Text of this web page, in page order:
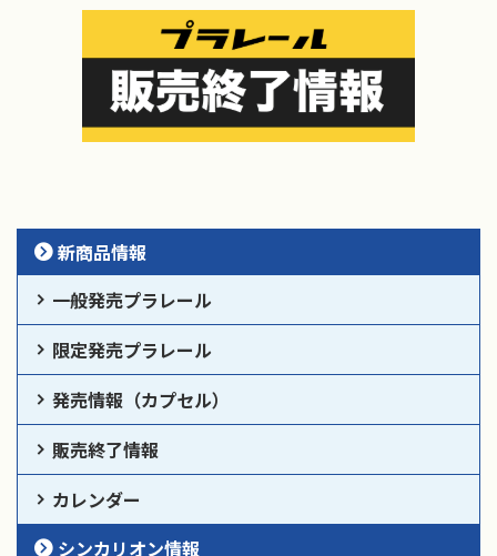
新商品情報
一般発売プラレール
限定発売プラレール
発売情報（カプセル）
販売終了情報
カレンダー
シンカリオン情報